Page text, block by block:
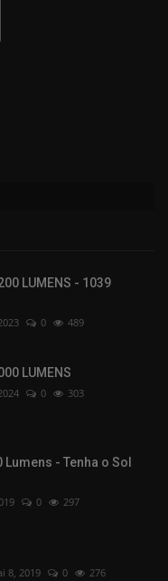
LUMENS - 1039
0 489
LUMENS
0 303
Lumens - Tenha o Sol
0 297
8, 2019 0 276